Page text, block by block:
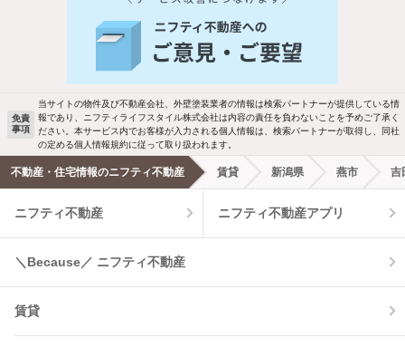
バス・トイレ別 2階以上
駐車場あり ペット相談
洗濯機置場あり 独立洗面台
エアコンあり 都市ガス
温水洗浄便座 オートロック
コンロ2口以上
新着物件メール通知
ご希望の条件の物件が見つかり次第、メ
新着メール通知を受け取る
免責
事項
当サイトの物件及び不動産会社、外壁塗装業者の情報は検索パートナーが提供している情
報であり、ニフティライフスタイル株式会社は内容の責任を負わないことを予めご了承く
ださい。本サービス内でお客様が入力される個人情報は、検索パートナーが取得し、同社
の定める個人情報規約に従って取り扱われます。
不動産・住宅情報のニフティ不動産 賃貸 新潟県 燕市 吉
ニフティ不動産 ニフティ不動産アプリ
＼Because／ ニフティ不動産
賃貸